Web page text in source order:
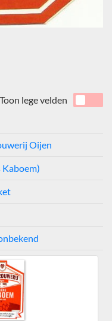
Toon lege velden
Oijen
Kaboem)